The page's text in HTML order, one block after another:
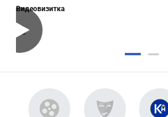
Видеовизитка